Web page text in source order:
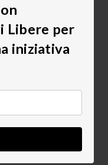
Libere per
iniziativa